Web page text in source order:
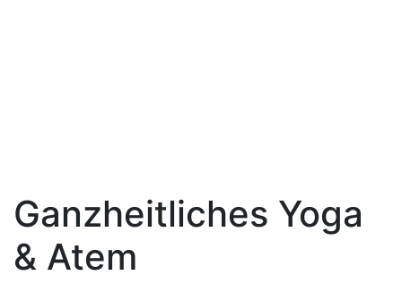
Ganzheitliches Yoga
& Atem